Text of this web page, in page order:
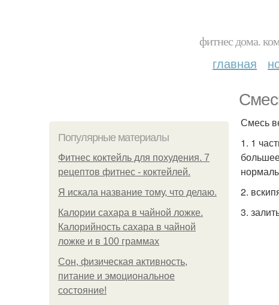
фитнес дома.
главная
Популярные материалы
Фитнес коктейль для похудения. 7
рецептов фитнес - коктейлей.
Я искала название тому, что делаю.
Калории сахара в чайной ложке.
Калорийность сахара в чайной
ложке и в 100 граммах
Сон, физическая активность,
питание и эмоциональное
состояние!
Смесь
1. 1
2.
3.